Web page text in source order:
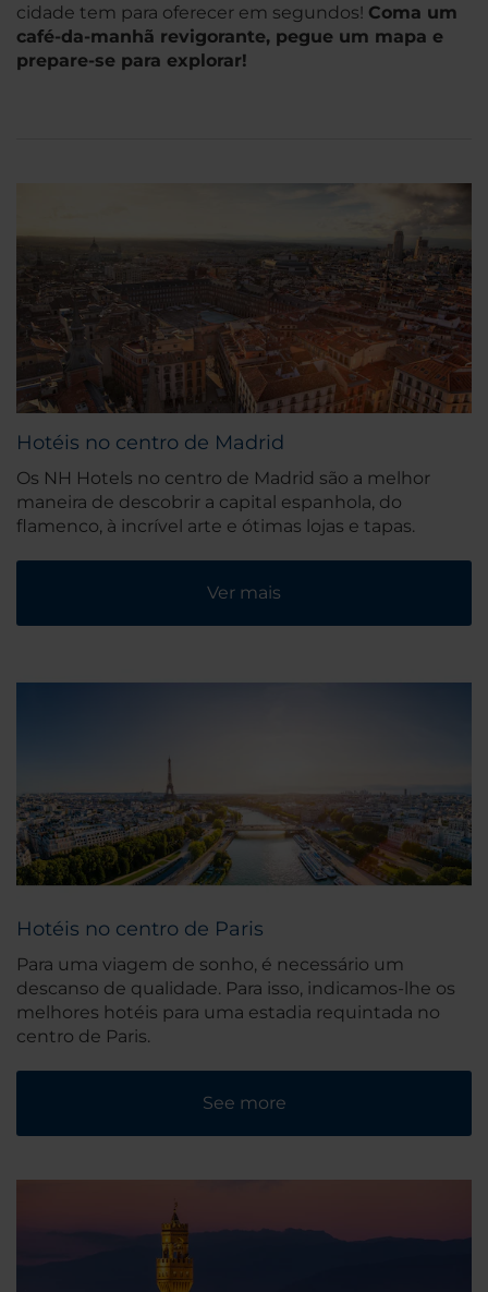
cidade tem para oferecer em segundos! Coma um
café-da-manhã revigorante, pegue um mapa e
prepare-se para explorar!
Hotéis no centro de Madrid
Os NH Hotels no centro de Madrid são a melhor
maneira de descobrir a capital espanhola, do
flamenco, à incrível arte e ótimas lojas e tapas.
Ver mais
Hotéis no centro de Paris
Para uma viagem de sonho, é necessário um
descanso de qualidade. Para isso, indicamos-lhe os
melhores hotéis para uma estadia requintada no
centro de Paris.
See more